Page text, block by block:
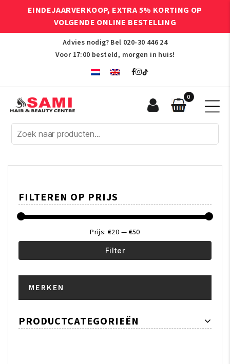
EINDEJAARVERKOOP, EXTRA 5% KORTING OP
VOLGENDE ONLINE BESTELLING
Advies nodig? Bel 020-30 446 24
Voor 17:00 besteld, morgen in huis!
Afro
Hair
Beauty
0
FILTEREN OP PRIJS
Filter
Prijs:€20 — €50
MERKEN
PRODUCTCATEGORIEËN